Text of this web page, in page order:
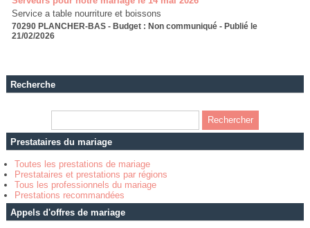
Service a table nourriture et boissons
70290 PLANCHER-BAS - Budget : Non communiqué - Publié le
21/02/2026
Recherche
Prestataires du mariage
Toutes les prestations de mariage
Prestataires et prestations par régions
Tous les professionnels du mariage
Prestations recommandées
Appels d'offres de mariage